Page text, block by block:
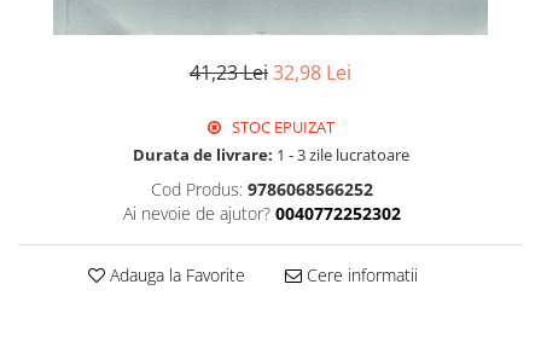
41,23 Lei32,98 Lei
STOC EPUIZAT
Durata de livrare: 1 - 3 zile lucratoare
Cod Produs: 9786068566252
Ai nevoie de ajutor? 0040772252302
Adauga la Favorite Cere informatii